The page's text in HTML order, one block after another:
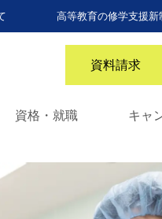
高等教育の修学支援新
資料請求
資格・就職 キャ